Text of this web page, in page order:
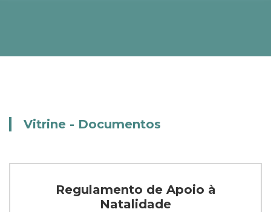
Vitrine - Documentos
Regulamento de Apoio à
Natalidade